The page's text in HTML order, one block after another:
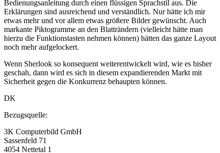
Bedienungsanleitung durch einen flüssigen Sprachstil aus. Die
Erklärungen sind ausreichend und verständlich. Nur hätte ich mir
etwas mehr und vor allem etwas größere Bilder gewünscht. Auch
markante Piktogramme an den Blatträndern (vielleicht hätte man
hierzu die Funktionstasten nehmen können) hätten das ganze Layout
noch mehr aufgelockert.
Wenn Sherlook so konsequent weiterentwickelt wird, wie es bisher
geschah, dann wird es sich in diesem expandierenden Markt mit
Sicherheit gegen die Konkurrenz behaupten können.
DK
Bezugsquelle:
3K Computerbild GmbH
Sassenfeld 71
4054 Nettetal 1